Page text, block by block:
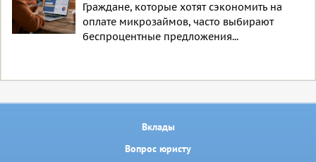
Граждане, которые хотят сэкономить на
оплате микрозаймов, часто выбирают
беспроцентные предложения...
Вклады
Вопрос юристу